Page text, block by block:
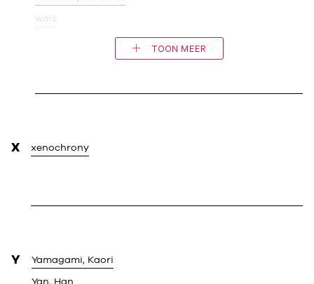
wals
TOON MEER
X xenochrony
Y Yamagami, Kaori
Yan, Han